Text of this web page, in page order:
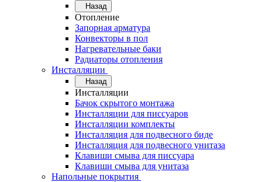
Назад
Отопление
Запорная арматура
Конвекторы в пол
Нагревательные баки
Радиаторы отопления
Инсталляции
Назад
Инсталляции
Бачок скрытого монтажа
Инсталляции для писсуаров
Инсталляции комплекты
Инсталляция для подвесного биде
Инсталляция для подвесного унитаза
Клавиши смыва для писсуара
Клавиши смыва для унитаза
Напольные покрытия